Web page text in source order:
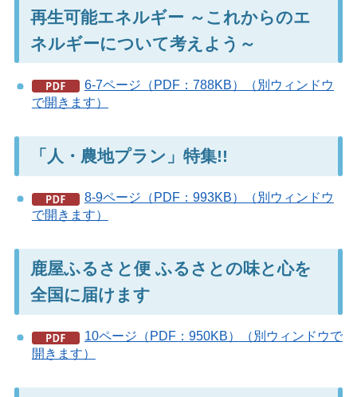
再生可能エネルギー ～これからのエ
ネルギーについて考えよう～
6-7ページ（PDF：788KB）（別ウィンドウ
で開きます）
「人・農地プラン」特集!!
8-9ページ（PDF：993KB）（別ウィンドウ
で開きます）
鹿屋ふるさと便 ふるさとの味と心を
全国に届けます
10ページ（PDF：950KB）（別ウィンドウで
開きます）